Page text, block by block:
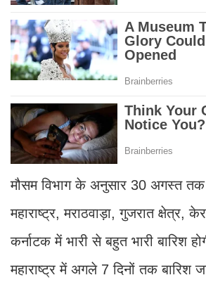
मौसम विभाग के अनुसार 30 अगस्त तक
महाराष्ट्र, मराठवाड़ा, गुजरात क्षेत्र,
कर्नाटक में भारी से बहुत भारी बारिश
महाराष्ट्र में अगले 7 दिनों तक बारिश